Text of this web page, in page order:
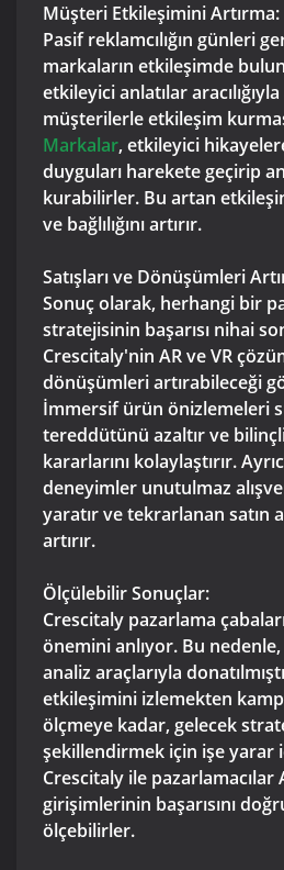
Müşteri Etkileşimini Artırma:
Pasif reklamcılığın günleri
markaların etkileşimde
etkileyici anlatılar
müşterilerle etkileşim
Markalar, etkileyici
duyguları harekete geçirip
kurabilirler. Bu artan
ve bağlılığını artırır.
Satışları ve Dönüşümleri
Sonuç olarak, herhangi bir
stratejisinin başarısı nihai
Crescitaly'nin AR ve VR
dönüşümleri artırabileceği
İmmersif ürün önizlemeleri
tereddütünü azaltır ve
kararlarını kolaylaştırır.
deneyimler unutulmaz
yaratır ve tekrarlanan satın
artırır.
Ölçülebilir Sonuçlar:
Crescitaly pazarlama
önemini anlıyor. Bu
analiz araçlarıyla
etkileşimini izlemekten
ölçmeye kadar, gelecek
şekillendirmek için işe yarar
Crescitaly ile pazarlamacılar
girişimlerinin başarısını
ölçebilirler.